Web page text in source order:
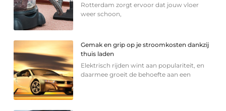
Rotterdam zorgt ervoor dat jouw vloer
weer schoon,
Gemak en grip op je stroomkosten dankzij
thuis laden
Elektrisch rijden wint aan populariteit, en
daarmee groeit de behoefte aan een